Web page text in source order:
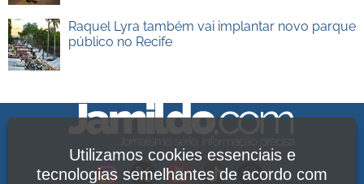
Raquel Lyra também vai implantar novo parque
público no Recife
Utilizamos cookies essenciais e
tecnologias semelhantes de acordo com